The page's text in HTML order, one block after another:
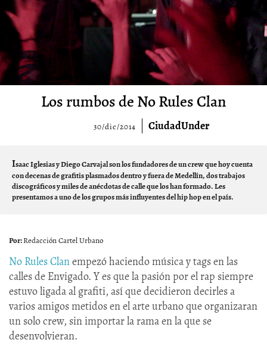
Los rumbos de No Rules Clan
30/dic/2014 CiudadUnder
Isaac Iglesias y Diego Carvajal son los fundadores de un crew que hoy cuenta
con decenas de grafitis plasmados dentro y fuera de Medellín, dos trabajos
discográficos y miles de anécdotas de calle que los han formado. Les
presentamos a uno de los grupos más influyentes del hip hop en el país.
Redacción Cartel Urbano
No Rules Clanempezó haciendo música y tags en las
calles de Envigado. Y es que la pasión por el rap siempre
estuvo ligada al grafiti, así que decidieron decirles a
varios amigos metidos en el arte urbano que organizaran
un solo crew, sin importar la rama en la que se
desenvolvieran.